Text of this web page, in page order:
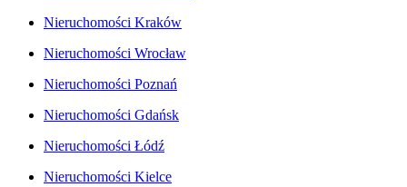
Nieruchomości Kraków
Nieruchomości Wrocław
Nieruchomości Poznań
Nieruchomości Gdańsk
Nieruchomości Łódź
Nieruchomości Kielce